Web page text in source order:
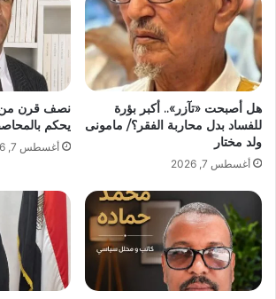
هل أصبحت «تآزر».. أكبر بؤرة
للفساد بدل محاربة الفقر؟/ مامونى
ولد مختار
أغسطس 7, 2026
نصف قرن من
يحكم
أغسطس 7, 2026